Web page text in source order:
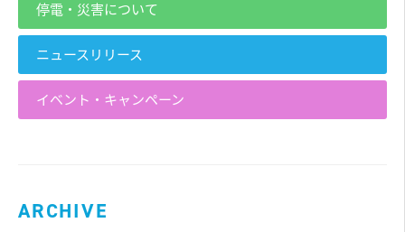
停電・災害について
ニュースリリース
イベント・キャンペーン
ARCHIVE